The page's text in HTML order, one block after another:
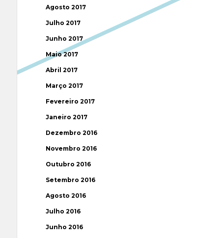
Agosto 2017
Julho 2017
Junho 2017
Maio 2017
Abril 2017
Março 2017
Fevereiro 2017
Janeiro 2017
Dezembro 2016
Novembro 2016
Outubro 2016
Setembro 2016
Agosto 2016
Julho 2016
Junho 2016